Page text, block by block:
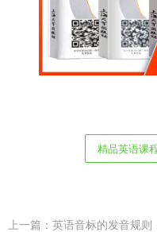
精品英语课
上一篇： 英语音标的发音规则